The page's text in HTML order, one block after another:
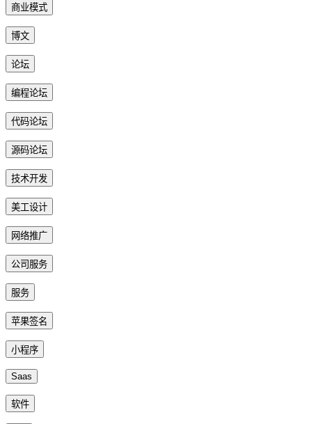
商业模式
博文
论坛
编程论坛
代码论坛
源码论坛
技术开发
美工设计
网络推广
公司服务
服务
苹果签名
小程序
Saas
软件